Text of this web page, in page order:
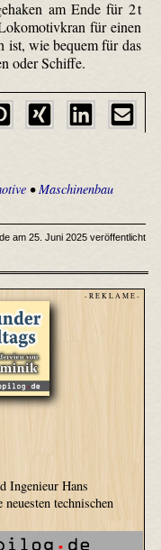
am Ende für 2 t
für einen
ist, wie bequem für das
oder Schiffe.
•Maschinenbau
am 25. Juni 2025 veröffentlicht
- R E K L A M E -
Ingenieur Hans
technischen